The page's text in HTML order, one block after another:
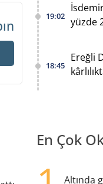
19:02
İsdemir
yüzde
18:45
Ereğli
En Çok
Altında